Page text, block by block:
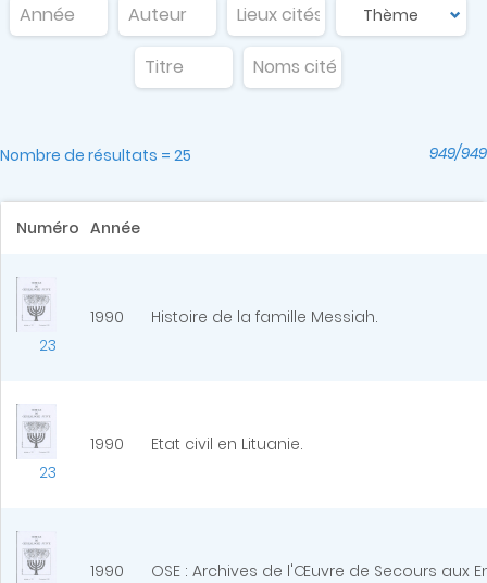
Nombre de résultats = 25 949/949
Numéro Année
23
1990 Histoire de la famille Messiah.
23
1990 Etat civil en Lituanie.
1990 OSE : Archives de l'Œuvre de Secours aux